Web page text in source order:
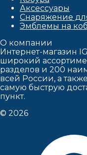
Аксессуары
Снаряжение
Эмблемы на
О компании
Интернет-магазин
широкий
разделов и 200
всей России, а
самую быструю
пункт.
© 2026